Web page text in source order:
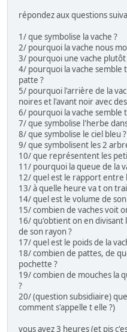
répondez aux questions
1/ que symbolise la vache ?
2/ pourquoi la vache nous
3/ pourquoi une vache
4/ pourquoi la vache semble
patte ?
5/ pourquoi l'arrière de la
noires et l'avant noir avec
6/ pourquoi la vache semble
7/ que symbolise l'herbe
8/ que symbolise le ciel bleu ?
9/ que symbolisent les 2
10/ que représentent les
11/ pourquoi la queue de la
12/ quel est le rapport entre
13/ à quelle heure va t on
14/ quel est le volume de son
15/ combien de vaches voit
16/ qu'obtient on en divisant
de son rayon ?
17/ quel est le poids de la
18/ combien de pattes, de
pochette ?
19/ combien de mouches la
?
20/ (question subsidiaire)
comment s'appelle t elle ?)
vous avez 3 heures (et pis